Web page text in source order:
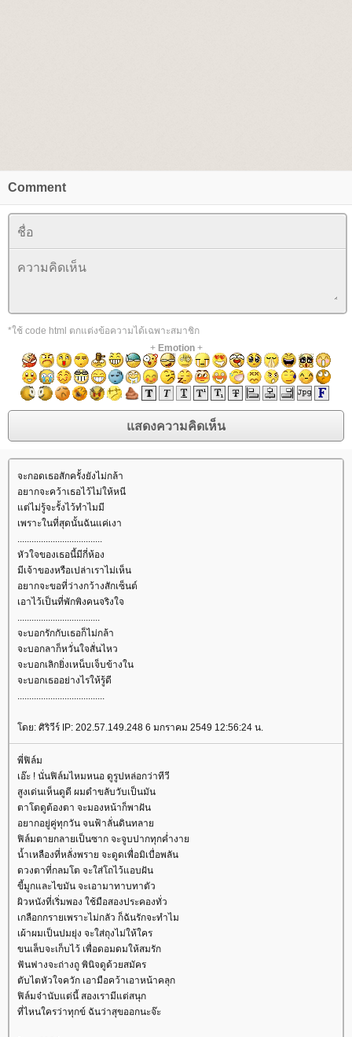
Comment
*ใช้ code html ตกแต่งข้อความได้เฉพาะสมาชิก
+ Emotion+
จะกอดเธอสักครั้งยังไม่กล้า
อยากจะคว้าเธอไว้ไม่ให้หนี
ต่ไม่รู้จะรั้งไว้ทำไมมี
เพราะในที่สุดนั้นฉันแค่เงา
....................................
หัวใจของเธอนี้มีกี่ห้อง
มีเจ้าของหรือเปล่าเราไม่เห็น
อยากจะขอที่ว่างกว้างสักเซ็นต์
เอาไว้เป็นที่พักพิงคนจริงใจ
...................................
จะบอกรักกับเธอก็ไม่กล้า
จะบอกลาก็หวั่นใจสั่นไหว
จะบอกเลิกยิ่งเหน็บเจ็บข้างใน
จะบอกเธออย่างไรให้รู้ดี
.....................................
ดย: ศิริวีร์ IP: 202.57.149.248 6 มกราคม 2549 12:56:24 น.
พี่ฟิล์ม
เอ๊ะ ! นั่นฟิล์มไหมหนอ ดูรูปหล่อกว่าทีวี
สูงเด่นเห็นดูดี ผมดำขลับวับเป็นมัน
ตาโตดูต้องตา จะมองหน้าก็พาฝัน
อยากอยู่คู่ทุกวัน จนฟ้าลั่นดินทลา
ฟิล์มตายกลายเป็นซาก จะจูบปากทุกค่ำงา
น้ำเหลืองที่หลั่งพราย จะดูดเพื่อมิเบื่อพลัน
ดวงตาที่กลมโต จะใส่โถไว้แอบฝัน
ขี้มูกและไขมัน จะเอามาทาบทาตัว
ผิวหนังที่เริ่มพอง ใช้มือสองประคองทั่ว
เกลือกกรายเพราะไม่กลัว ก็ฉันรักจะทำไม
เผ้าผมเป็นปมยุ่ง จะใส่ถุงไม่ให้ใคร
ขนเล็บจะเก็บไว้ เพื่อดอมดมให้สมรัก
ฟันฟางจะถ่างถู พินิจดูด้วยสมัคร
ตับไตหัวใจควัก เอามือคว้าเอาหน้าคลุก
ฟิล์มจ๋านับแต่นี้ สองเรามีแต่สนุก
ที่ไหนใครว่าทุกข์ ฉันว่าสุขออกนะจ๊ะ